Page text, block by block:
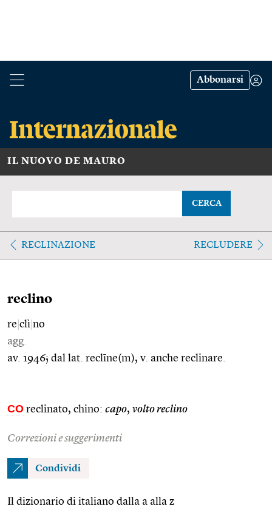
Abbonarsi
IL NUOVO DE MAURO
CERCA
RECLINAZIONE RECLUDERE
reclino
re clì no
agg.
av. 1946; dal lat. reclīne(m), v. anche reclinare.
CO reclinato, chino: capo, volto reclino
Correzioni e suggerimenti
Condividi
Il dizionario di italiano dalla a alla z